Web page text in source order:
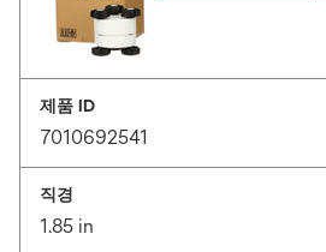
제품 ID
7010692541
직경
1.85 in